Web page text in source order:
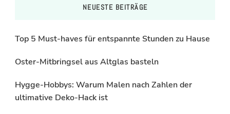
NEUESTE BEITRÄGE
Top 5 Must-haves für entspannte Stunden zu Hause
Oster-Mitbringsel aus Altglas basteln
Hygge-Hobbys: Warum Malen nach Zahlen der
ultimative Deko-Hack ist